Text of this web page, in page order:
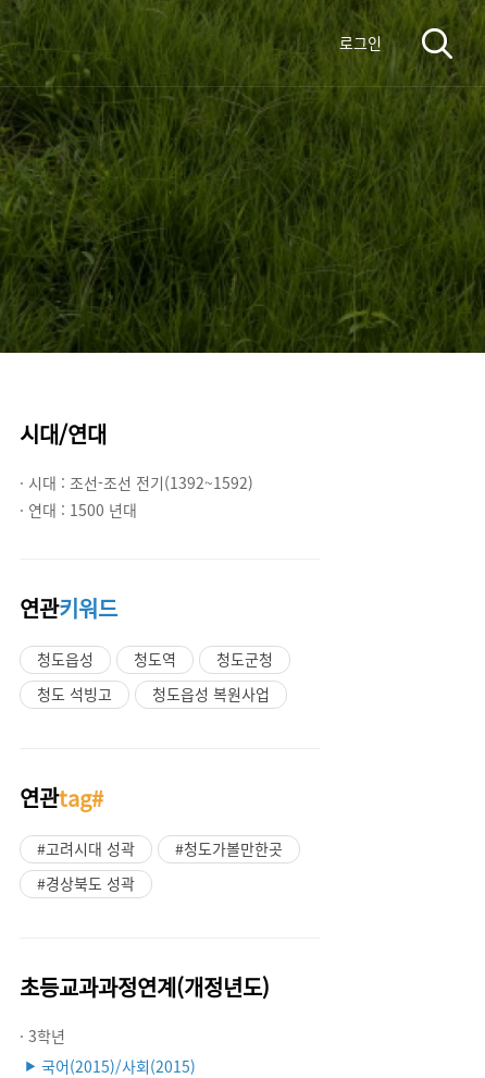
로그인
시대/연대
· 시대 : 조선-조선 전기(1392~1592)
· 연대 : 1500 년대
연관키워드
청도읍성 청도역
청도군청
청도 석빙고
청도읍성 복원사업
연관tag#
#고려시대 성곽
#청도가볼만한곳
#경상북도 성곽
초등교과과정연계(개정년도)
· 3학년
▶ 국어(2015)/사회(2015)